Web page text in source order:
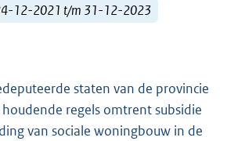
12-2021 t/m 31-12-2023
staten van de provincie
regels omtrent subsidie
van sociale woningbouw in de